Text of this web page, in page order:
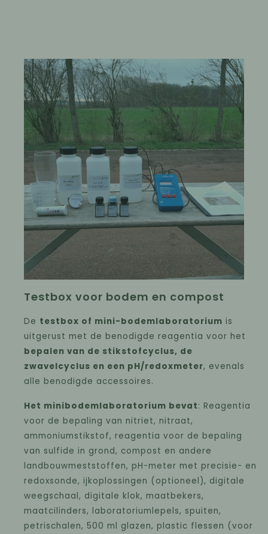
Testbox voor bodem en compost
De testbox of mini-bodemlaboratorium is
uitgerust met de benodigde reagentia voor het
bepalen van de stikstofcyclus, de
zwavelcyclus en een pH/redoxmeter, evenals
alle benodigde accessoires.
Het minibodemlaboratorium bevat: Reagentia
voor de bepaling van nitriet, nitraat,
ammoniumstikstof, reagentia voor de bepaling
van sulfide in grond, compost en andere
landbouwmeststoffen, pH-meter met precisie- en
redoxsonde, ijkoplossingen (optioneel), digitale
weegschaal, digitale klok, maatbekers,
maatcilinders, laboratoriumlepels, spuiten,
petrischalen, 500 ml glazen, plastic flessen (voor